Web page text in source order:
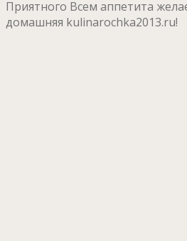
Приятного Всем аппетита
домашняя kulinarochka2013.ru!